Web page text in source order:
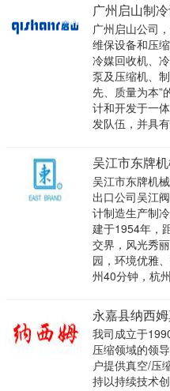
广州启山制
广州启山公司
维保设备和压
冷媒回收机、
泵及压缩机、
先、质量为本”
计和开发于一
发队伍，并具
吴江市东牌
吴江市东牌机
出口公司吴江
计制造生产制
建于1954年，
交界，风光秀
园，环境优雅
州40分钟，杭
永嘉县纳西
我司成立于
压缩领域的领
户提供真空/压
持以持续技术